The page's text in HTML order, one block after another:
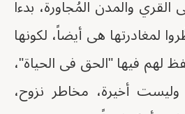
القري والمدن المُجاورة، بدءاً
لمغادرتها هى أيضاً، لكونها
لهم فيها "الحق فى الحياة"،
وليست أخيرة، مخاطر نزوح،